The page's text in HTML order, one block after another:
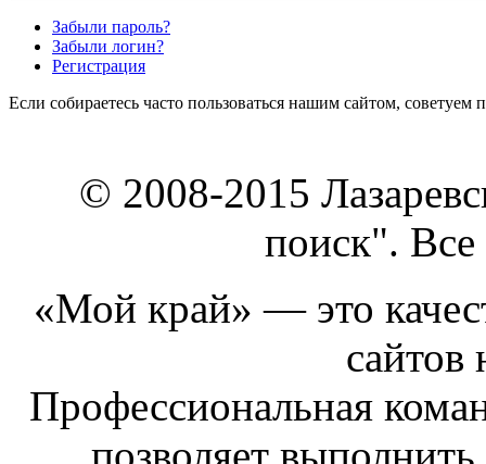
Забыли пароль?
Забыли логин?
Регистрация
Если собираетесь часто пользоваться нашим сайтом, советуем
© 2008-2015
поиск".
«Мой край» — это
сайтов
Профессиональная